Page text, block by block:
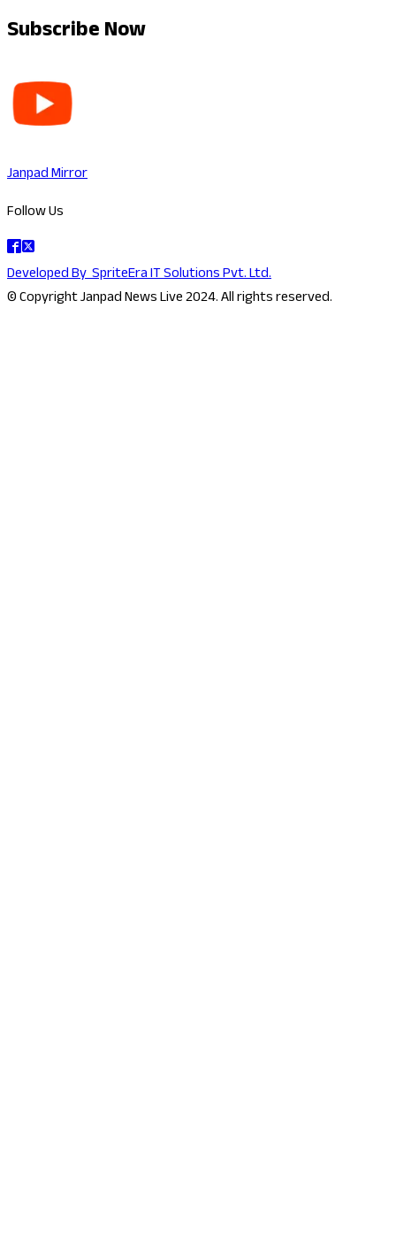
Subscribe Now
Janpad Mirror
Follow Us
Developed BySpriteEra IT Solutions Pvt. Ltd.
© Copyright Janpad News Live 2024. All rights reserved.